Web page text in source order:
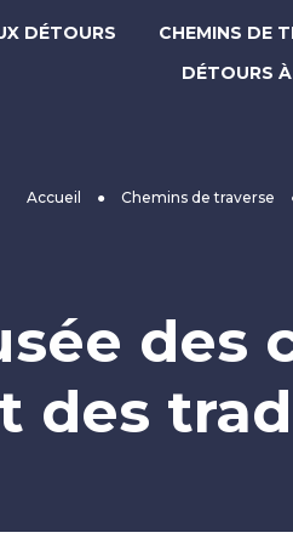
DÉTOURS CHEMINS DE
DÉTOURS
Accueil ● Chemins de traverse
des
des